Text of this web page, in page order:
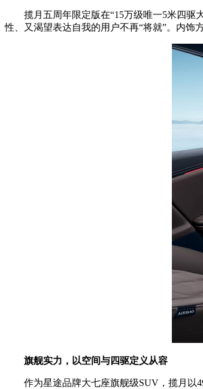
揽月五周年限定版在“15万级唯一5米四驱
性、又渴望表达自我的用户不再“将就”。内饰
旗舰实力，以空间与四驱定义从容
作为星途品牌大七座旗舰级SUV，揽月以